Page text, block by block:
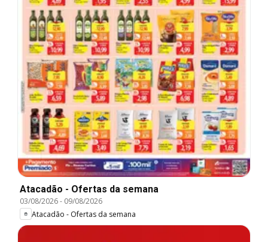
Atacadão - Ofertas da semana
03/08/2026- 09/08/2026
Atacadão - Ofertas da semana